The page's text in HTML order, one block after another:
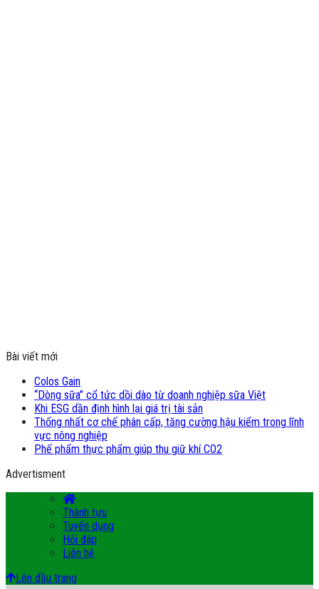
Bài viết mới
Colos Gain
“Dòng sữa” cổ tức dồi dào từ doanh nghiệp sữa Việt
Khi ESG dần định hình lại giá trị tài sản
Thống nhất cơ chế phân cấp, tăng cường hậu kiểm trong lĩnh
vực nông nghiệp
Phế phẩm thực phẩm giúp thu giữ khí CO2
Advertisment
Thành tựu
Tuyển dụng
Hỏi đáp
Liên hệ
Lên đầu trang